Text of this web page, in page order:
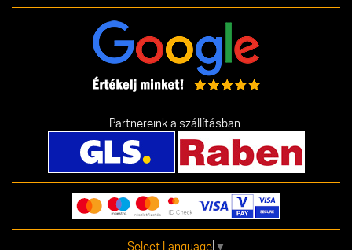
Partnereink a szállításban:
Select Language ▼